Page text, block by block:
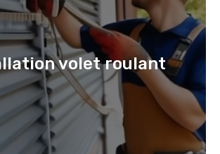
volet roulant